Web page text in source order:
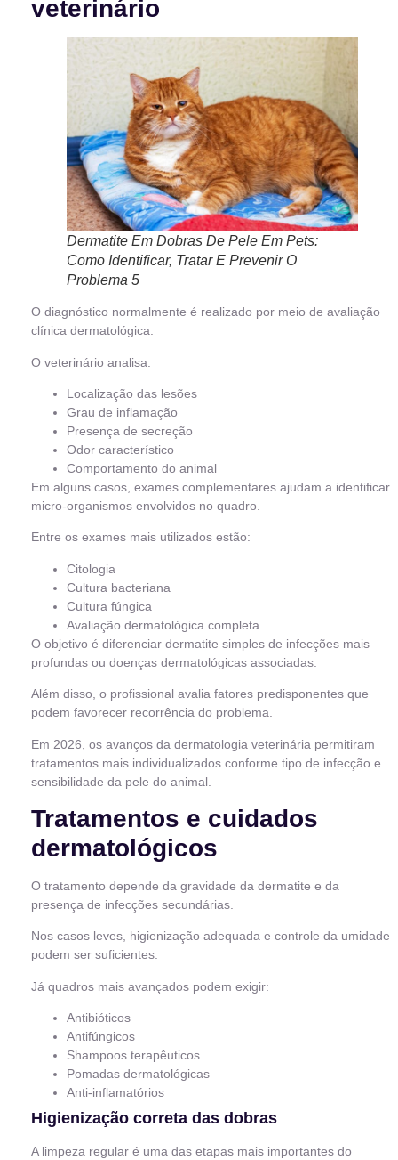
veterinário
Dermatite Em Dobras De Pele Em Pets:
Como Identificar, Tratar E Prevenir O
Problema 5
O diagnóstico normalmente é realizado por meio de avaliação
clínica dermatológica.
O veterinário analisa:
Localização das lesões
Grau de inflamação
Presença de secreção
Odor característico
Comportamento do animal
Em alguns casos, exames complementares ajudam a identificar
micro-organismos envolvidos no quadro.
Entre os exames mais utilizados estão:
Citologia
Cultura bacteriana
Cultura fúngica
Avaliação dermatológica completa
O objetivo é diferenciar dermatite simples de infecções mais
profundas ou doenças dermatológicas associadas.
Além disso, o profissional avalia fatores predisponentes que
podem favorecer recorrência do problema.
Em 2026, os avanços da dermatologia veterinária permitiram
tratamentos mais individualizados conforme tipo de infecção e
sensibilidade da pele do animal.
Tratamentos e cuidados
dermatológicos
O tratamento depende da gravidade da dermatite e da
presença de infecções secundárias.
Nos casos leves, higienização adequada e controle da umidade
podem ser suficientes.
Já quadros mais avançados podem exigir:
Antibióticos
Antifúngicos
Shampoos terapêuticos
Pomadas dermatológicas
Anti-inflamatórios
Higienização correta das dobras
A limpeza regular é uma das etapas mais importantes do